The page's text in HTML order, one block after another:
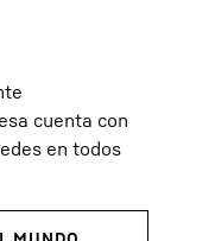
cuenta con
en todos